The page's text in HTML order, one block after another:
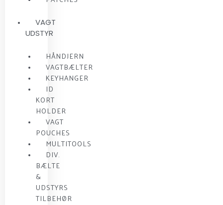
VAGT
UDSTYR
HÅNDJERN
VAGTBÆLTER
KEYHANGER
ID
KORT
HOLDER
VAGT
POUCHES
MULTITOOLS
DIV.
BÆLTE
&
UDSTYRS
TILBEHØR